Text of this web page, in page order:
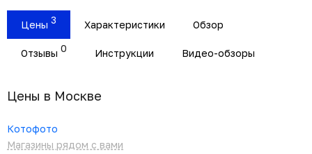
Цены 3 Характеристики Обзор
Отзывы 0 Инструкции Видео-обзоры
Цены в Москвe
Котофото
Магазины рядом с вами